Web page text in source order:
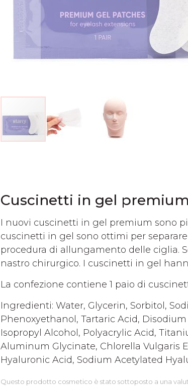
di
immagini
Cuscinetti in gel
I nuovi cuscinetti in gel premium sono
cuscinetti in gel sono ottimi per
procedura di allungamento delle ciglia.
nastro chirurgico. I cuscinetti in gel
La confezione contiene 1 paio di
Ingredienti: Water, Glycerin, Sorbitol,
Phenoxyethanol, Tartaric Acid,
Isopropyl Alcohol, Polyacrylic Acid,
Aluminum Glycinate, Chlorella Vulgaris
Hyaluronic Acid, Sodium Acetylated
Questo prodotto cosmetico è stato sottoposto a una